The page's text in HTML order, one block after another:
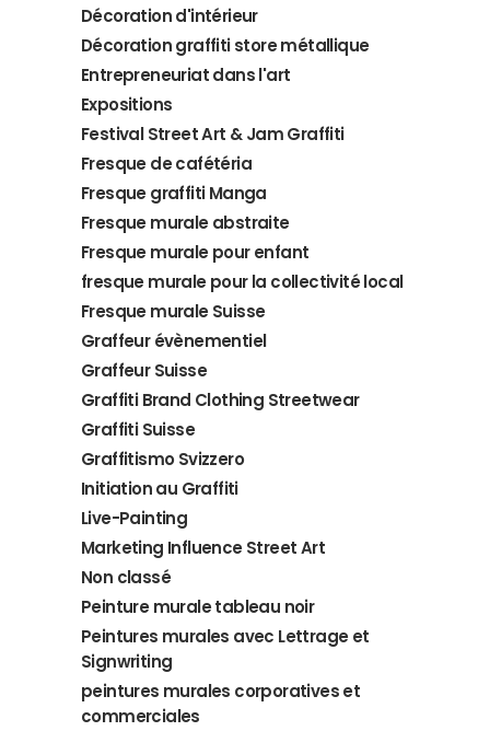
Décoration d'intérieur
Décoration graffiti store métallique
Entrepreneuriat dans l'art
Expositions
Festival Street Art & Jam Graffiti
Fresque de cafétéria
Fresque graffiti Manga
Fresque murale abstraite
Fresque murale pour enfant
fresque murale pour la collectivité local
Fresque murale Suisse
Graffeur évènementiel
Graffeur Suisse
Graffiti Brand Clothing Streetwear
Graffiti Suisse
Graffitismo Svizzero
Initiation au Graffiti
Live-Painting
Marketing Influence Street Art
Non classé
Peinture murale tableau noir
Peintures murales avec Lettrage et
Signwriting
peintures murales corporatives et
commerciales